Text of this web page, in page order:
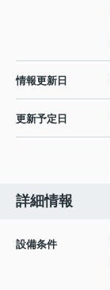
情報更新日
更新予定日
詳細情報
設備条件